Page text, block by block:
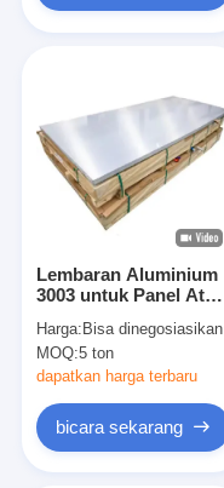
Tentang Kami
Hubungi Kami
Lembaran Aluminium
3003 untuk Panel Atap
Harga: Bisa dinegosiasikan
MOQ:5 ton
dapatkan harga terbaru
bicara sekarang